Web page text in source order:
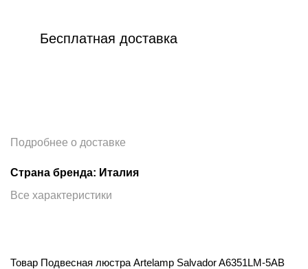
Бесплатная доставка
Подробнее о доставке
Страна бренда: Италия
Все характеристики
Товар Подвесная люстра Artelamp Salvador A6351LM-5AB